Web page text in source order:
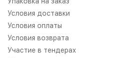
Условия доставки
Условия оплаты
Условия возврата
Участие в тендерах